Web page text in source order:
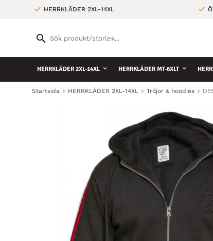
HERRKLÄDER 2XL-14XL
HERRKLÄDER 2XL-14XL HERRKLÄDER MT-6XLT
Startsida HERRKLÄDER 2XL-14XL Tröjor & hoodies